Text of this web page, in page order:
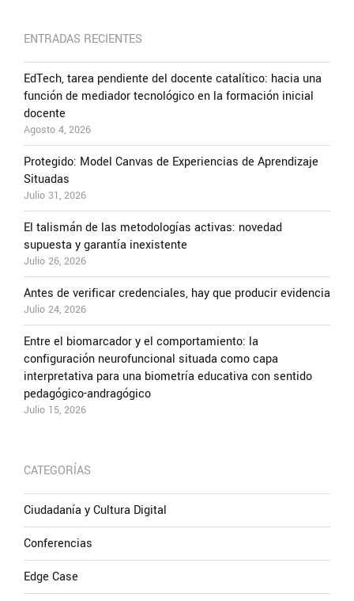
ENTRADAS RECIENTES
EdTech, tarea pendiente del docente catalítico: hacia una
función de mediador tecnológico en la formación inicial
docente
Agosto 4, 2026
Protegido: Model Canvas de Experiencias de Aprendizaje
Situadas
Julio 31, 2026
El talismán de las metodologías activas: novedad
supuesta y garantía inexistente
Julio 26, 2026
Antes de verificar credenciales, hay que producir evidencia
Julio 24, 2026
Entre el biomarcador y el comportamiento: la
configuración neurofuncional situada como capa
interpretativa para una biometría educativa con sentido
pedagógico-andragógico
Julio 15, 2026
CATEGORÍAS
Ciudadanía y Cultura Digital
Conferencias
Edge Case